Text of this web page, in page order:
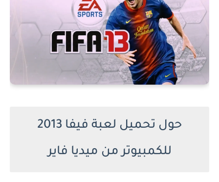
حول تحميل لعبة فيفا 2013
للكمبيوتر من ميديا فاير